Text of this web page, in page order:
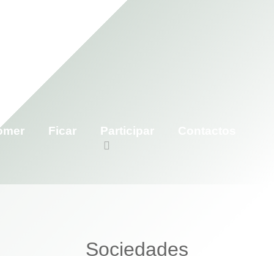
Ficar Participar
Sociedades